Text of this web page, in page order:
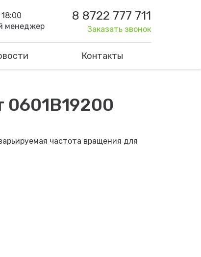
менеджер
8 8722 777 711
Заказать звонок
Контакты
0601B19200
частота вращения для